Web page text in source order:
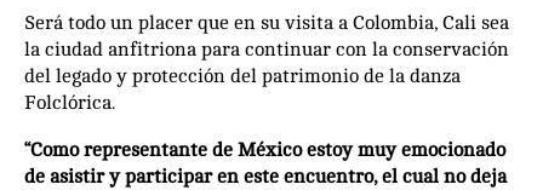
Será todo un placer que en su visita a Colombia, Cali sea
la ciudad anfitriona para continuar con la conservación
del legado y protección del patrimonio de la danza
Folclórica.
“Como representante de México estoy muy emocionado
de asistir y participar en este encuentro, el cual no deja